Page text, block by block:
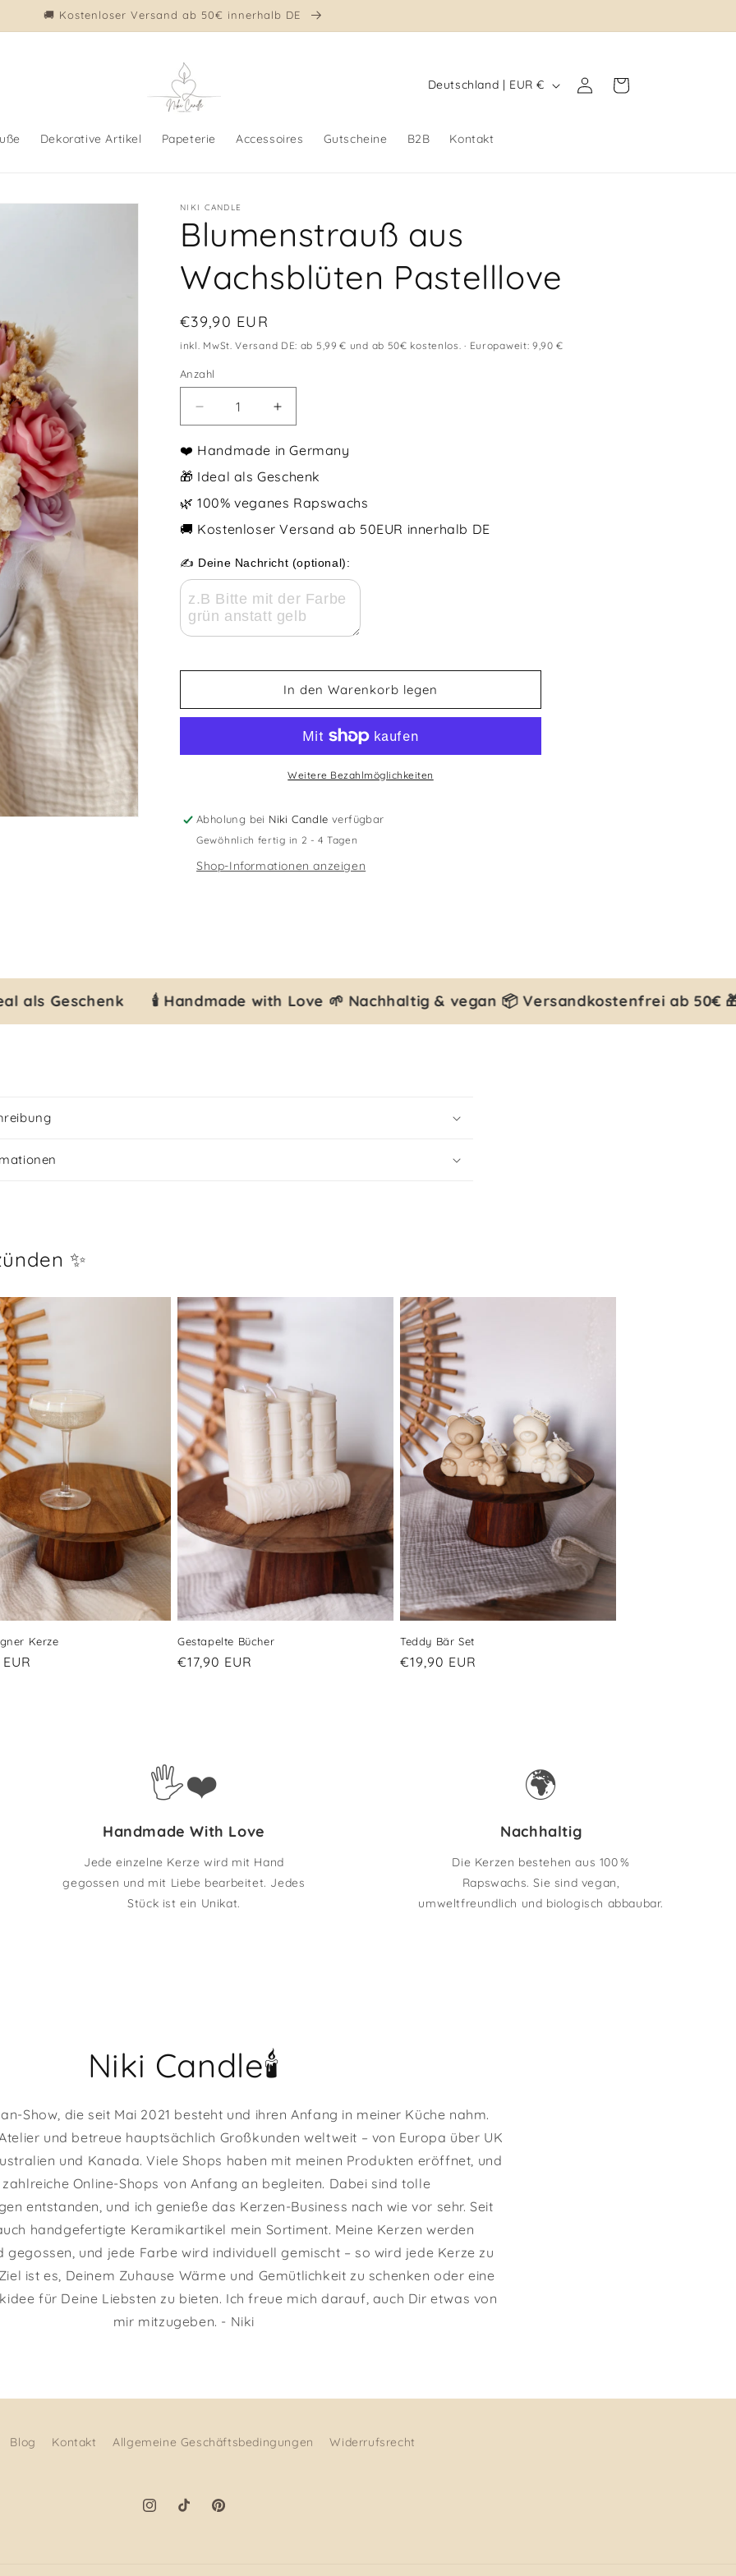
🚚 Kostenloser Versand ab 50€ innerhalb DE
Dekorative Artikel Papeterie Accessoires Gutscheine B2B Kontakt
n
e
i
Deutschland | EUR € EinloggenWarenkorb
NIKI CANDLE
Blumenstrauß aus
Wachsblüten Pastelllove
Normaler
Preis
€39,90 EUR
inkl. MwSt. Versand DE: ab 5,99 € und ab 50€ kostenlos. · Europaweit: 9,90 €
Anzahl
Anzahl
Verringere
die
Menge
Blumenstrauß
aus
Pastelllove
Erhöhe
die
Menge
Blumenstrauß
aus
Pastelllove
❤️ Handmade in Germany
🎁 Ideal als Geschenk
🌿 100% veganes Rapswachs
🚚 Kostenloser Versand ab 50EUR innerhalb DE
✍️ Deine Nachricht (optional):
In den Warenkorb legen
Weitere Bezahlmöglichkeiten
Abholung bei Niki Candle verfügbar
Gewöhnlich fertig in 2 - 4 Tagen
Shop-Informationen anzeigen
Geschenk 🕯️ Handmade with Love 🌱 Nachhaltig & vegan 📦 Versandkostenfrei ab 50€
✨
Kerze Gestapelte Bücher
Normaler
€17,90 EUR
Teddy Bär Set
Normaler
€19,90 EUR
🖐️❤️
Handmade With Love
Jede einzelne Kerze wird mit Hand
gegossen und mit Liebe bearbeitet. Jedes
Stück ist ein Unikat.
🌍
Nachhaltig
Die Kerzen bestehen aus 100 %
Rapswachs. Sie sind vegan,
umweltfreundlich und biologisch abbaubar.
Niki Candle🕯️
Show, die seit Mai 2021 besteht und ihren Anfang in meiner Küche nahm.
und betreue hauptsächlich Großkunden weltweit – von Europa über UK
und Kanada. Viele Shops haben mit meinen Produkten eröffnet, und
Online-Shops von Anfang an begleiten. Dabei sind tolle
entstanden, und ich genieße das Kerzen-Business nach wie vor sehr. Seit
handgefertigte Keramikartikel mein Sortiment. Meine Kerzen werden
und jede Farbe wird individuell gemischt – so wird jede Kerze zu
ist es, Deinem Zuhause Wärme und Gemütlichkeit zu schenken oder eine
für Deine Liebsten zu bieten. Ich freue mich darauf, auch Dir etwas von
mir mitzugeben. - Niki
Blog Kontakt Allgemeine Geschäftsbedingungen Widerrufsrecht
Instagram
TikTok Pinterest